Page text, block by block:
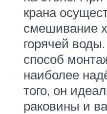
крана
смешивание
горячей
способ
наиболее
того, он
раковины и